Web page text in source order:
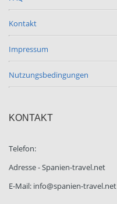
Kontakt
Impressum
Nutzungsbedingungen
KONTAKT
Telefon:
Adresse - Spanien-travel.net
E-Mail: info@spanien-travel.net